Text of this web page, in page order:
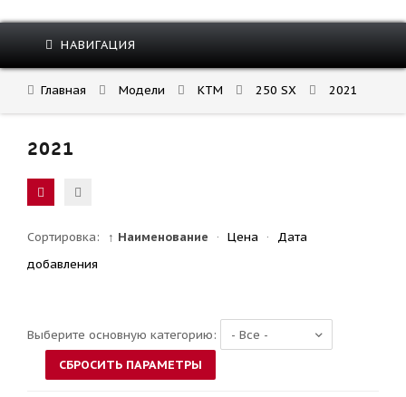
НАВИГАЦИЯ
Главная Модели KTM 250 SX 2021
2021
Сортировка: ↑ Наименование · Цена ·
Дата
добавления
Выберите основную категорию: